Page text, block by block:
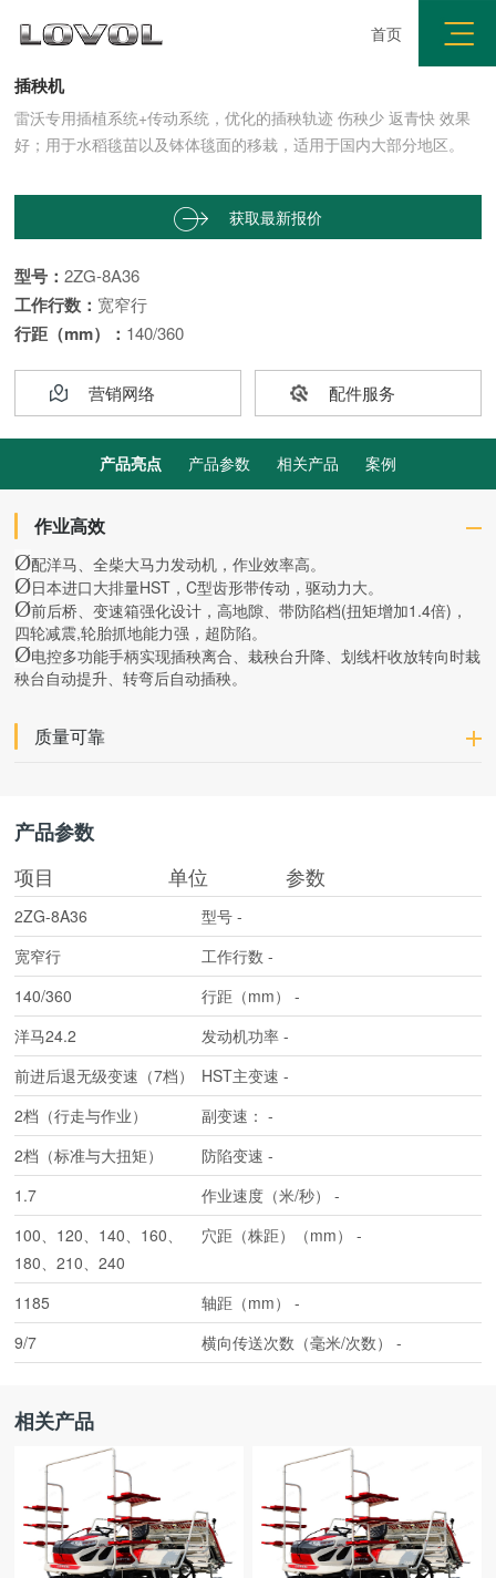
首页
插秧机
雷沃专用插植系统+传动系统，优化的插秧轨迹 伤秧少 返青快 效果
好；用于水稻毯苗以及钵体毯面的移栽，适用于国内大部分地区。

 获取最新报价
型号：2ZG-8A36
工作行数： 宽窄行
行距（mm）： 140/360
营销网络 配件服务
产品亮点 产品参数 相关产品 案例
作业高效
Ø配洋马、全柴大马力发动机，作业效率高。
Ø日本进口大排量HST，C型齿形带传动，驱动力大。
Ø前后桥、变速箱强化设计，高地隙、带防陷档(扭矩增加1.4倍)，
四轮减震,轮胎抓地能力强，超防陷。
Ø电控多功能手柄实现插秧离合、栽秧台升降、划线杆收放转向时栽
秧台自动提升、转弯后自动插秧。
质量可靠
产品参数
项目
单位 参数
型号 -
2ZG-8A36
工作行数 -
宽窄行
行距（mm） -
140/360
发动机功率 -
洋马24.2
HST主变速 -
前进后退无级变速（7档）
副变速： -
2档（行走与作业）
防陷变速 -
2档（标准与大扭矩）
作业速度（米/秒） -
1.7
穴距（株距）（mm） -
100、120、140、160、
180、210、240
轴距（mm） -
1185
横向传送次数（毫米/次数） -
9/7
相关产品